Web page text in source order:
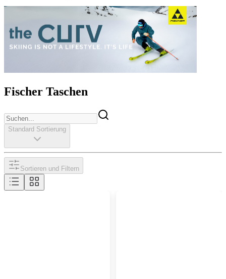
Fischer Taschen
Standard Sortierung
Sortieren und Filtern